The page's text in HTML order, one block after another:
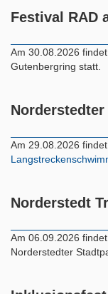
Festival RAD
Am 30.08.2026
Gutenbergring statt.
Am 29.08.2026
Norderstedt
Am 06.09.2026
Norderstedter